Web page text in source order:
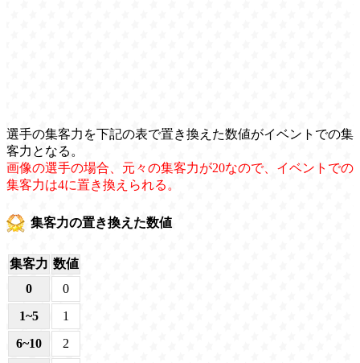
選手の集客力を下記の表で置き換えた数値がイベントでの集
客力となる。
画像の選手の場合、元々の集客力が20なので、イベントでの
集客力は4に置き換えられる。
集客力の置き換えた数値
集客力 数値
0
0
1~5
1
6~10
2